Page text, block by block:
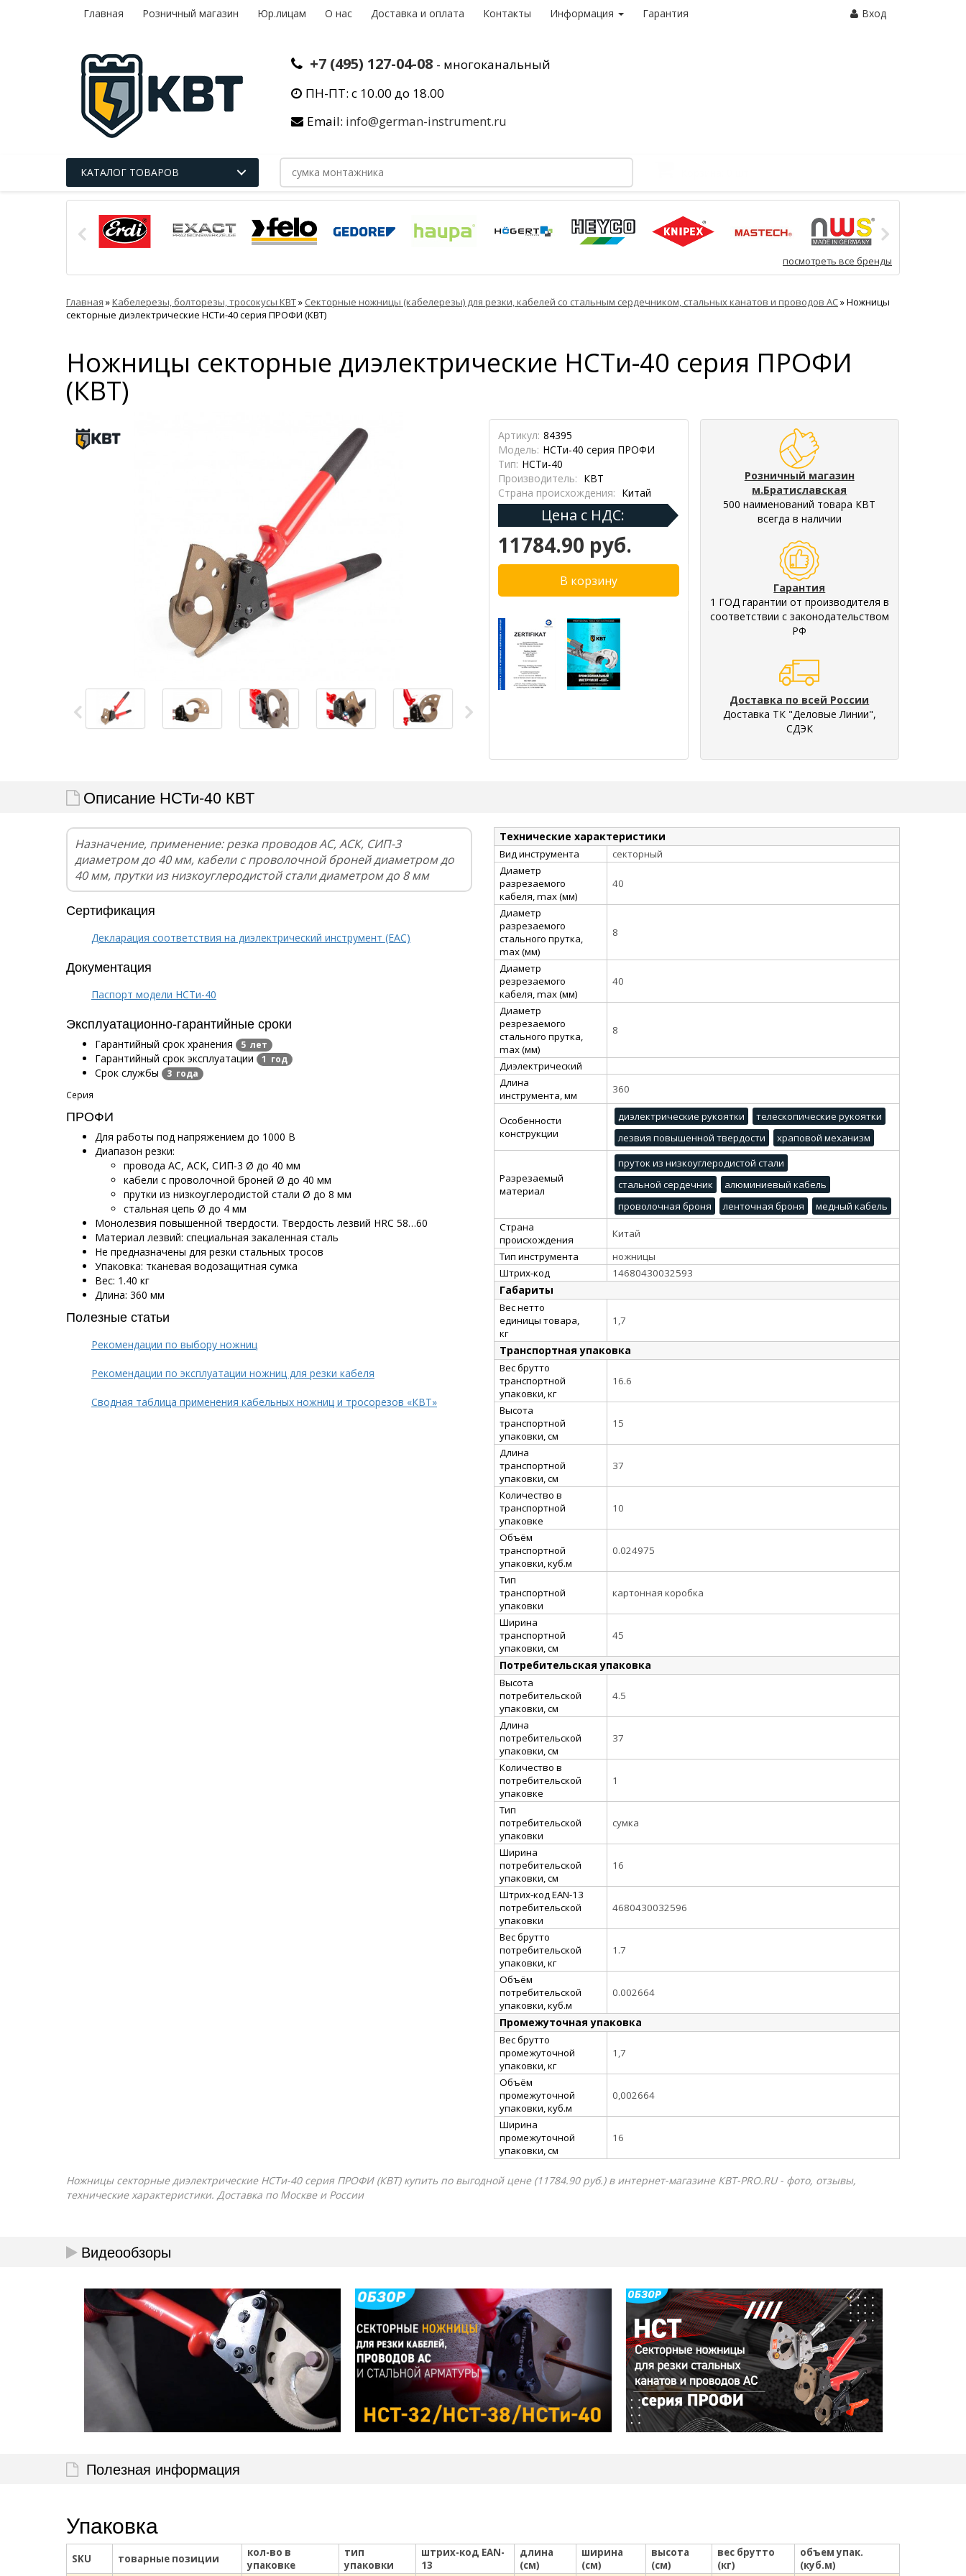
Главная Розничный магазин Юр.лицам О нас Доставка и оплата Контакты Информация Гарантия Вход
+7 (495) 127-04-08 - многоканальный
ПН-ПТ: с 10.00 до 18.00
Email: info@german-instrument.ru
КАТАЛОГ ТОВАРОВ
посмотреть все бренды
Главная »Кабелерезы, болторезы, тросокусы КВТ» Секторные ножницы (кабелерезы) для резки, кабелей со стальным сердечником, стальных канатов и проводов АС»Ножницы
секторные диэлектрические НСТи-40 серия ПРОФИ (КВТ)
Ножницы секторные диэлектрические НСТи-40 серия ПРОФИ
(КВТ)
Артикул: 84395
Модель: НСТи-40 серия ПРОФИ
Тип: НСТи-40
Производитель: КВТ
Страна происхождения: Китай
Цена с НДС:
11784.90 руб.
Розничный магазин
м.Братиславская
500 наименований товара КВТ
всегда в наличии
Гарантия
1 ГОД гарантии от производителя в
соответствии с законодательством
РФ
Доставка по всей России
Доставка ТК "Деловые Линии",
СДЭК
Описание НСТи-40 КВТ
Назначение, применение: резка проводов АС, АСК, СИП-3
диаметром до 40 мм, кабели с проволочной броней диаметром до
40 мм, прутки из низкоуглеродистой стали диаметром до 8 мм
Сертификация
Декларация соответствия на диэлектрический инструмент (EAC)
Документация
Паспорт модели НСТи-40
Эксплуатационно-гарантийные сроки
Гарантийный срок хранения 5 лет
Гарантийный срок эксплуатации 1 год
Срок службы 3 года
Серия
ПРОФИ
Для работы под напряжением до 1000 В
Диапазон резки:
провода АС, АСК, СИП-3 Ø до 40 мм
кабели с проволочной броней Ø до 40 мм
прутки из низкоуглеродистой стали Ø до 8 мм
стальная цепь Ø до 4 мм
Монолезвия повышенной твердости. Твердость лезвий HRC 58…60
Материал лезвий: специальная закаленная сталь
Не предназначены для резки стальных тросов
Упаковка: тканевая водозащитная сумка
Вес: 1.40 кг
Длина: 360 мм
Полезные статьи
Рекомендации по выбору ножниц
Рекомендации по эксплуатации ножниц для резки кабеля
Сводная таблица применения кабельных ножниц и тросорезов «КВТ»
Технические характеристики
Вид инструмента
секторный
Диаметр
разрезаемого
кабеля, max (мм)
40
Диаметр
разрезаемого
стального прутка,
max (мм)
8
Диаметр
резрезаемого
кабеля, max (мм)
40
Диаметр
резрезаемого
стального прутка,
max (мм)
8
Диэлектрический
Длина
инструмента, мм
360
Особенности
конструкции
диэлектрические рукоятки
телескопические рукоятки
лезвия повышенной твердости
храповой механизм
Разрезаемый
материал
пруток из низкоуглеродистой стали
стальной сердечник
алюминиевый кабель
проволочная броня
ленточная броня
медный кабель
Страна
происхождения
Китай
Тип инструмента
ножницы
Штрих-код
14680430032593
Габариты
Вес нетто
единицы товара,
кг
1,7
Транспортная упаковка
Вес брутто
транспортной
упаковки, кг
16.6
Высота
транспортной
упаковки, см
15
Длина
транспортной
упаковки, см
37
Количество в
транспортной
упаковке
10
Объём
транспортной
упаковки, куб.м
0.024975
Тип
транспортной
упаковки
картонная коробка
Ширина
транспортной
упаковки, см
45
Потребительская упаковка
Высота
потребительской
упаковки, см
4.5
Длина
потребительской
упаковки, см
37
Количество в
потребительской
упаковке
1
Тип
потребительской
упаковки
сумка
Ширина
потребительской
упаковки, см
16
Штрих-код EAN-13
потребительской
упаковки
4680430032596
Вес брутто
потребительской
упаковки, кг
1.7
Объём
потребительской
упаковки, куб.м
0.002664
Промежуточная упаковка
Вес брутто
промежуточной
упаковки, кг
1,7
Объём
промежуточной
упаковки, куб.м
0,002664
Ширина
промежуточной
упаковки, см
16
Ножницы секторные диэлектрические НСТи-40 серия ПРОФИ (КВТ) купить по выгодной цене (11784.90 руб.) в интернет-магазине КВТ-PRO.RU - фото, отзывы,
технические характеристики. Доставка по Москве и России
Видеообзоры
Полезная информация
Упаковка
SKU товарные позиции
кол-во в
упаковке
тип
упаковки
штрих-код EAN-
13
длина
(см)
ширина
(см)
высота
(см)
вес брутто
(кг)
объем упак.
(куб.м)